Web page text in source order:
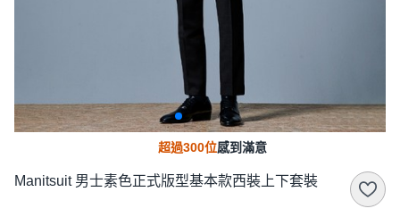
超過300位感到滿意
Manitsuit 男士素色正式版型基本款西裝上下套裝